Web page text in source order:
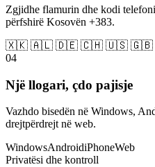
Zgjidhe flamurin dhe kodi
përfshirë Kosovën +383.
🇽🇰 🇦🇱 🇩🇪 🇨🇭 🇺🇸 🇬🇧
04
Një llogari, çdo pajisje
Vazhdo bisedën në Windows,
drejtpërdrejt në web.
WindowsAndroidiPhoneWeb
Privatësi dhe kontroll